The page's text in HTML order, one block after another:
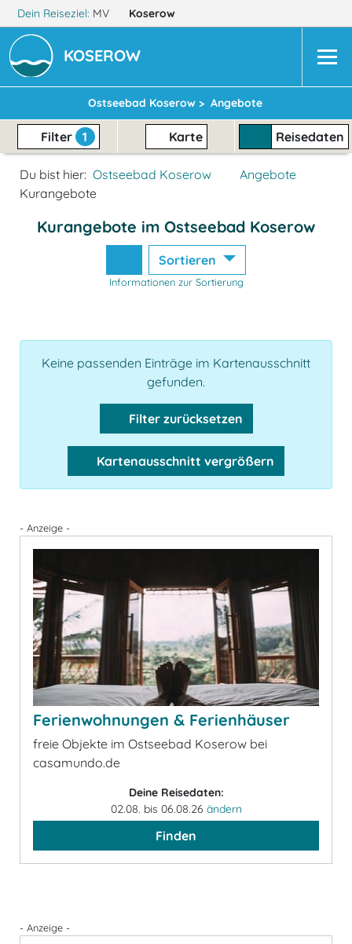
Dein Reiseziel: MV Koserow
KOSEROW
Ostseebad Koserow > Angebote
Filter 1 Karte Reisedaten
Du bist hier: Ostseebad Koserow
Angebote
Kurangebote
Kurangebote im Ostseebad Koserow
Sortieren
Informationen zur Sortierung
Keine passenden Einträge im Kartenausschnitt
gefunden.
Filter zurücksetzen
Kartenausschnitt vergrößern
- Anzeige -
Ferienwohnungen & Ferienhäuser
freie Objekte im Ostseebad Koserow bei
casamundo.de
Deine Reisedaten:
02.08. bis 06.08.26 ändern
Finden
- Anzeige -